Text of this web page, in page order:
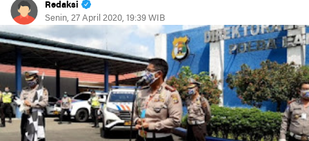
Redaksi
Senin, 27 April 2020, 19:39 WIB